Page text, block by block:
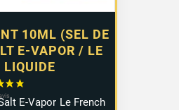
10ML (SEL DE
E-VAPOR / LE
LIQUIDE
E-Vapor Le French